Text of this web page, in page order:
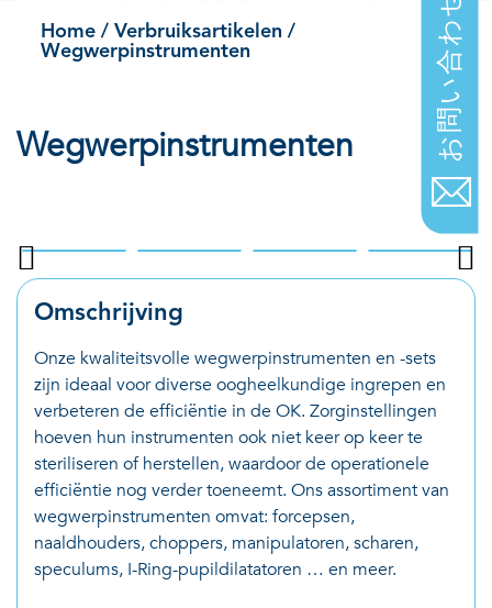
Home /Verbruiksartikelen /
Wegwerpinstrumenten
Wegwerpinstrumenten
Omschrijving
Onze kwaliteitsvolle wegwerpinstrumenten en -sets
zijn ideaal voor diverse oogheelkundige ingrepen en
verbeteren de efficiëntie in de OK. Zorginstellingen
hoeven hun instrumenten ook niet keer op keer te
steriliseren of herstellen, waardoor de operationele
efficiëntie nog verder toeneemt. Ons assortiment van
wegwerpinstrumenten omvat: forcepsen,
naaldhouders, choppers, manipulatoren, scharen,
speculums, I-Ring-pupildilatatoren … en meer.
お問い合わせ